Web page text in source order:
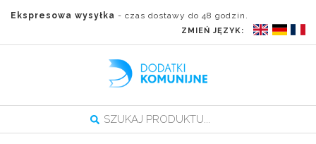
Ekspresowa wysyłka - czas dostawy do 48 godzin.
ZMIEŃ JĘZYK: